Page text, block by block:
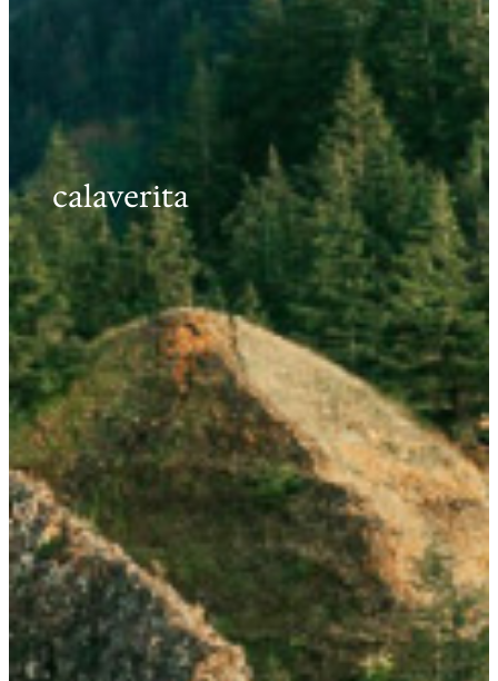
calaverita